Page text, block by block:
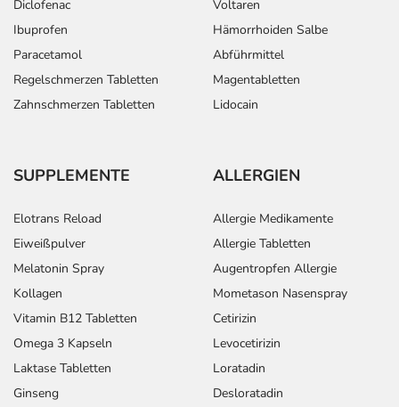
Diclofenac
Ibuprofen
Paracetamol
Regelschmerzen Tabletten
Zahnschmerzen Tabletten
Voltaren
Hämorrhoiden Salbe
Abführmittel
Magentabletten
Lidocain
SUPPLEMENTE
Elotrans Reload
Eiweißpulver
Melatonin Spray
Kollagen
Vitamin B12 Tabletten
Omega 3 Kapseln
Laktase Tabletten
Ginseng
ALLERGIEN
Allergie Medikamente
Allergie Tabletten
Augentropfen Allergie
Mometason Nasenspray
Cetirizin
Levocetirizin
Loratadin
Desloratadin